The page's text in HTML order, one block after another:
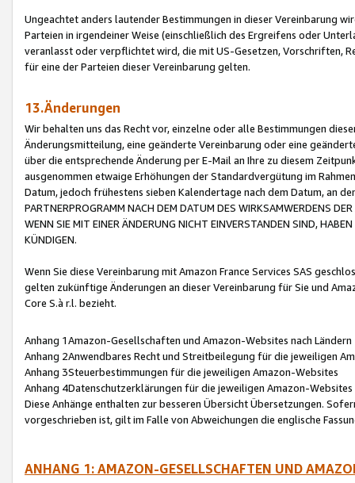
Ungeachtet anders lautender Bestimmungen in dieser Vereinbarung
Parteien in irgendeiner Weise (einschließlich des Ergreifens oder
veranlasst oder verpflichtet wird, die mit US-Gesetzen, Vorschriften,
für eine der Parteien dieser Vereinbarung gelten.
13.Änderungen
Wir behalten uns das Recht vor, einzelne oder alle Bestimmungen
Änderungsmitteilung, eine geänderte Vereinbarung oder eine
über die entsprechende Änderung per E-Mail an Ihre zu diesem
ausgenommen etwaige Erhöhungen der Standardvergütung im
Datum, jedoch frühestens sieben Kalendertage nach dem Datum, an
PARTNERPROGRAMM NACH DEM DATUM DES WIRKSAMWERDENS
WENN SIE MIT EINER ÄNDERUNG NICHT EINVERSTANDEN SIND,
KÜNDIGEN.
Wenn Sie diese Vereinbarung mit Amazon France Services SAS
gelten zukünftige Änderungen an dieser Vereinbarung für Sie und
Core S.à r.l. bezieht.
Anhang 1Amazon-Gesellschaften und Amazon-Websites nach Ländern
Anhang 2Anwendbares Recht und Streitbeilegung für die jeweiligen
Anhang 3Steuerbestimmungen für die jeweiligen Amazon-Websites
Anhang 4Datenschutzerklärungen für die jeweiligen Amazon-Websites
Diese Anhänge enthalten zur besseren Übersicht Übersetzungen.
vorgeschrieben ist, gilt im Falle von Abweichungen die englische
ANHANG 1: AMAZON-GESELLSCHAFTEN UND